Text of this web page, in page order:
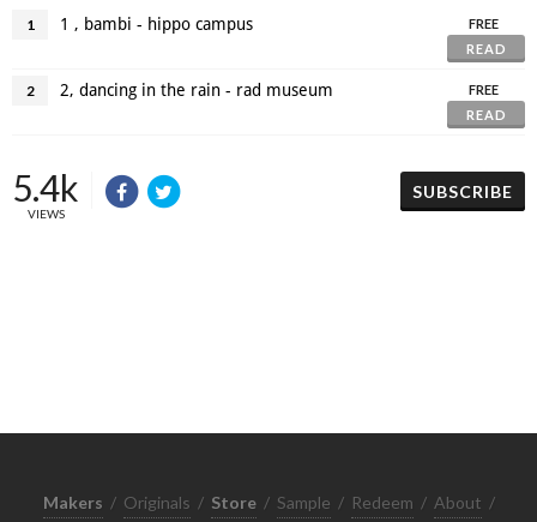
1 1 , bambi - hippo campus
FREE
READ
2 2, dancing in the rain - rad museum
FREE
READ
5.4k
VIEWS
SUBSCRIBE
Makers / Originals / Store / Sample / Redeem / About /